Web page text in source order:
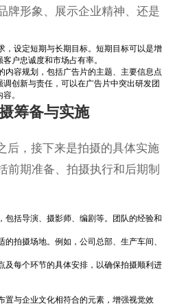
牌形象、展示企业精神、还是
，设定短期与长期目标。短期目标可以是增
户忠诚度和市场占有率。
内容规划，包括广告片的主题、主要信息点
创新与责任，可以在广告片中突出研发团
。
筹备与实施
后，接下来是拍摄的具体实施
前期准备、拍摄执行和后期制
包括导演、摄影师、编剧等。团队的经验和
的拍摄场地。例如，公司总部、生产车间、
及每个环节的具体安排，以确保拍摄顺利进
置与企业文化相符合的元素，增强视觉效